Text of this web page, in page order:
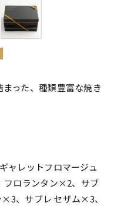
った、種類豊富な焼き
ャレットフロマージュ
ロランタン×2、サブ
、サブレ セザム×3、